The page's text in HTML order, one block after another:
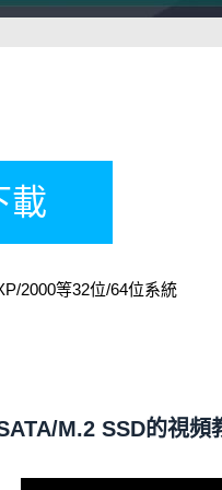
載
2000等32位/64位系統
M.2 SSD的視頻